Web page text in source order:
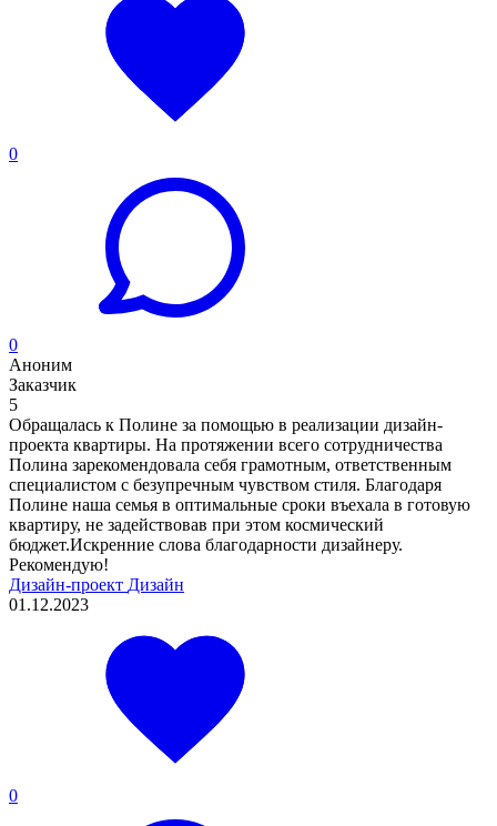
0
0
Аноним
Заказчик
5
Обращалась к Полине за помощью в реализации дизайн-
проекта квартиры. На протяжении всего сотрудничества
Полина зарекомендовала себя грамотным, ответственным
специалистом с безупречным чувством стиля. Благодаря
Полине наша семья в оптимальные сроки въехала в готовую
квартиру, не задействовав при этом космический
бюджет.Искренние слова благодарности дизайнеру.
Рекомендую!
Дизайн-проект Дизайн
01.12.2023
0